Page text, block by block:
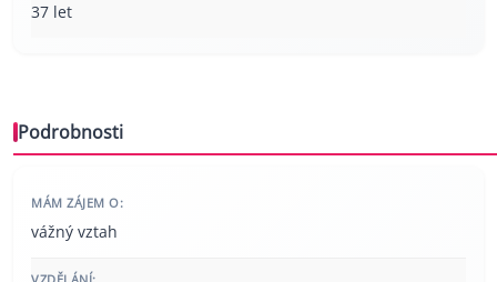
37 let
Podrobnosti
MÁM ZÁJEM O:
vážný vztah